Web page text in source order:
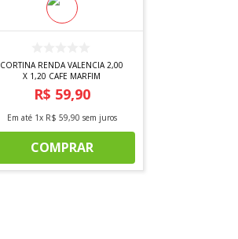
CORTINA RENDA VALENCIA 2,00
X 1,20 CAFE MARFIM
R$ 59,90
Em até 1x R$ 59,90 sem juros
COMPRAR